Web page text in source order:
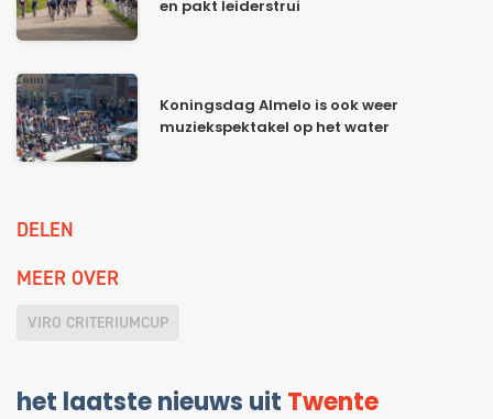
en pakt leiderstrui
Koningsdag Almelo is ook weer
muziekspektakel op het water
DELEN
MEER OVER
VIRO CRITERIUMCUP
het laatste nieuws uit Twente